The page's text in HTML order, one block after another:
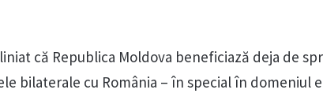
că Republica Moldova beneficiază deja de
bilaterale cu România – în special în domeniul